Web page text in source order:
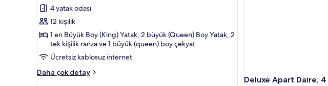
detay
Yatak
Odası,
Göl
Kenarı
için
tüm
fotoğrafları
4 yatak odası
12 kişilik
1 en Büyük Boy (King) Yatak, 2 büyük (Queen) Boy Yatak, 2
tek kişilik ranza ve 1 büyük (queen) boy çekyat
Ücretsiz kablosuz internet
Daha çok detay
Deluxe
Deluxe Apart Daire, 4